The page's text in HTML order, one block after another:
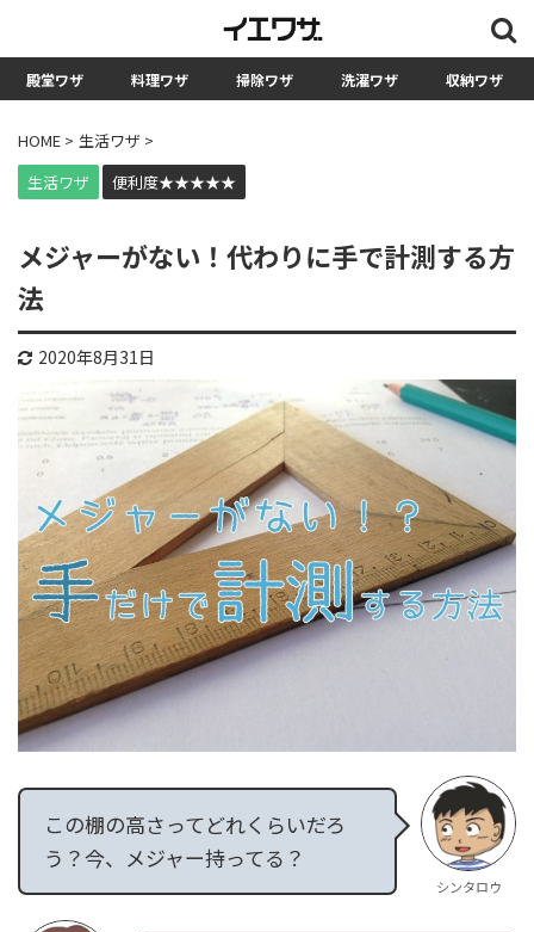
検索
カテゴリー
洗濯ワザ
収納ワザ
生活ワザ
お金ワザ
育児ワザ
健康ワザ
防災防犯ワザ
便利度★★★★★
便利度★★★★
殿堂ワザ 料理ワザ 掃除ワザ 洗濯ワザ 収納ワザ
HOME > 生活ワザ >
生活ワザ
便利度★★★★★
メジャーがない！代わりに手で計測する方
法
2020年8月31日
この棚の高さってどれくらいだろ
う？今、メジャー持ってる？
シンタロウ